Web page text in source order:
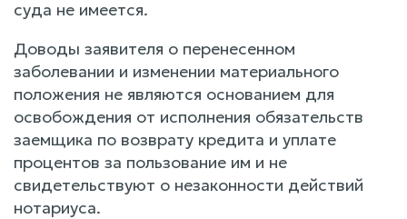
суда не имеется.
Доводы заявителя о перенесенном
заболевании и изменении материального
положения не являются основанием для
освобождения от исполнения обязательств
заемщика по возврату кредита и уплате
процентов за пользование им и не
свидетельствуют о незаконности действий
нотариуса.